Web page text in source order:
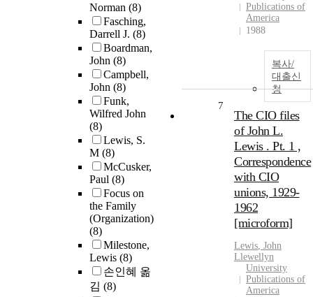
Norman (8)
Fasching,
Darrell J. (8)
Boardman,
John (8)
Campbell,
John (8)
Funk,
Wilfred John
(8)
Lewis, S.
M (8)
McCusker,
Paul (8)
Focus on
the Family
(Organization)
(8)
Milestone,
Lewis (8)
손인혜 옮
김 (8)
Publications of
America
1988
복사/
대출신
청
7
The CIO files
of John L.
Lewis . Pt. 1 ,
Correspondence
with CIO
unions, 1929-
1962
[microform]
Lewis, John
Llewellyn
University
Publications of
America